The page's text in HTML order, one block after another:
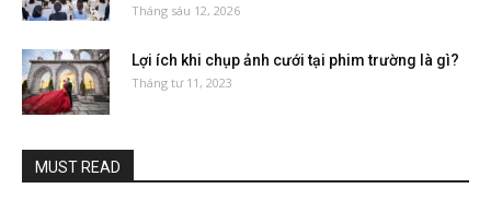
Tháng sáu 12, 2026
Lợi ích khi chụp ảnh cưới tại phim trường là gì?
Tháng tư 11, 2023
MUST READ